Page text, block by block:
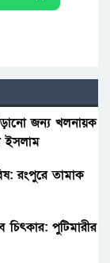
জন্য খলনায়ক
ইসলাম
রংপুরে তামাক
পুটিমারীর